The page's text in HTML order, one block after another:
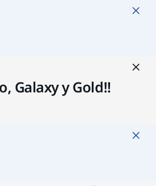
Galaxy y Gold!!